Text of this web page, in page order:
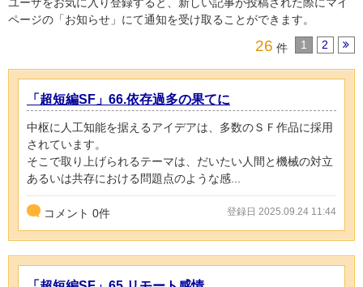
ページの「お知らせ」にて通知を受け取ることができます。
26 件 1 2
「超短編SF」66.依存過多の果てに
中枢に人工知能を据えるアイデアは、多数のＳＦ作品に採用
されています。
そこで取り上げられるテーマは、だいたい人間と機械の対立
あるいは共存における問題点のような感...
コメント 0件 登録日 2025.09.24 11:44